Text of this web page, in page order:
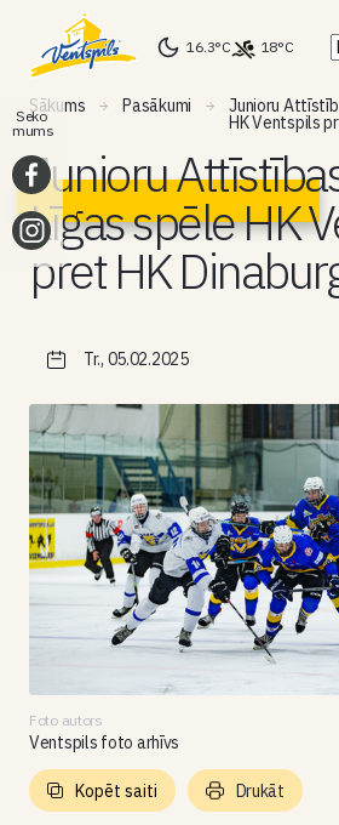
16.3°C 18°C
Sākums Pasākumi Junioru
HK Ventspils
Junioru
Līgas spēle HK
pret HK
Tr., 05.02.2025
Foto autors
Ventspils foto arhīvs
Kopēt saiti Drukāt
Seko
mums